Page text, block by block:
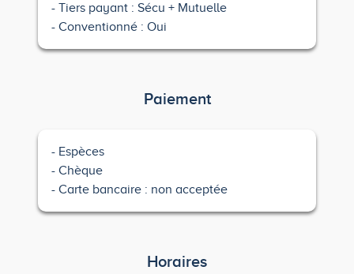
Tiers payant : Sécu + Mutuelle
Conventionné : Oui
Paiement
Espèces
Chèque
Carte bancaire : non acceptée
Horaires